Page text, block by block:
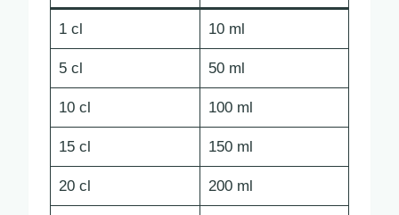
1 cl 10 ml
5 cl 50 ml
10 cl 100 ml
15 cl 150 ml
20 cl 200 ml